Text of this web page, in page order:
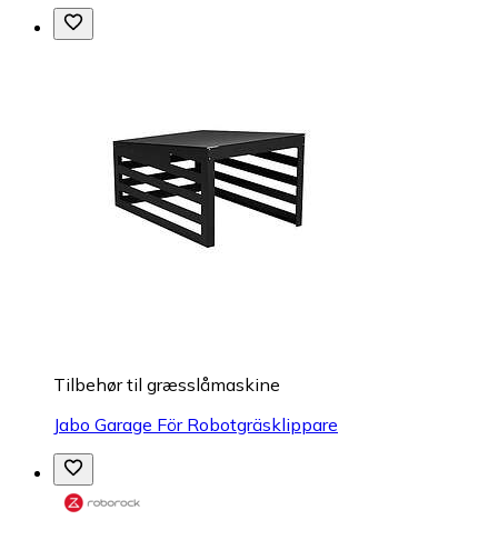
Tilbehør til græsslåmaskine
Jabo Garage För Robotgräsklippare